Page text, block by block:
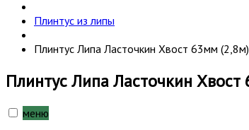
Плинтус из липы
Плинтус Липа Ласточкин Хвост 63мм
Плинтус Липа Ласточкин
меню